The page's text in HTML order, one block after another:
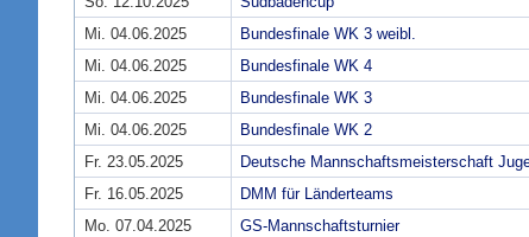
Mi. 04.06.2025
Bundesfinale WK 3 weibl.
Mi. 04.06.2025
Bundesfinale WK 4
Mi. 04.06.2025
Bundesfinale WK 3
Mi. 04.06.2025
Bundesfinale WK 2
Fr. 23.05.2025
Deutsche Mannschaftsmeisterschaft
Fr. 16.05.2025
DMM für Länderteams
Mo. 07.04.2025
GS-Mannschaftsturnier